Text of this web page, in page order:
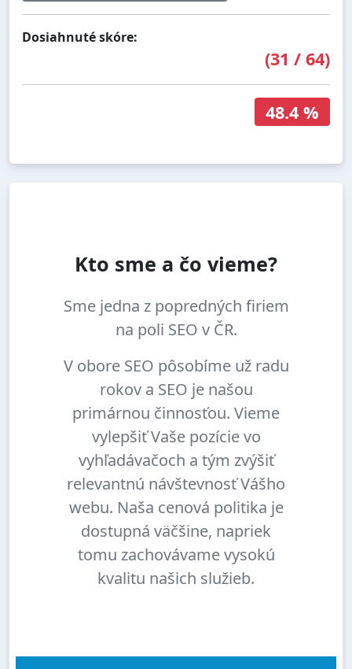
Dosiahnuté skóre:
(31 / 64)
48.4 %
Kto sme a čo vieme?
Sme jedna z popredných firiem
na poli SEO v ČR.
V obore SEO pôsobíme už radu
rokov a SEO je našou
primárnou činnosťou. Vieme
vylepšiť Vaše pozície vo
vyhľadávačoch a tým zvýšiť
relevantnú návštevnosť Vášho
webu. Naša cenová politika je
dostupná väčšine, napriek
tomu zachovávame vysokú
kvalitu našich služieb.